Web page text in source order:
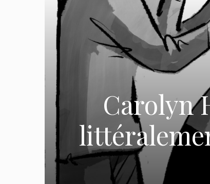
Carolyn